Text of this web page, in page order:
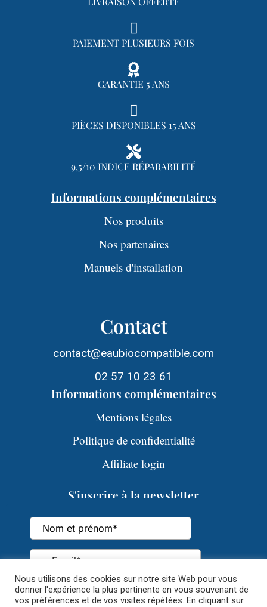
PAIEMENT PLUSIEURS FOIS
GARANTIE 5 ANS
PIÈCES DISPONIBLES 15 ANS
9,5/10 INDICE RÉPARABILITÉ
Informations complémentaires
Nos produits
Nos partenaires
Manuels d'installation
Contact
contact@eaubiocompatible.com
02 57 10 23 61
Informations complémentaires
Mentions légales
Politique de confidentialité
Affiliate login
S'inscrire à la newsletter
Nous utilisons des cookies sur notre site Web pour vous
donner l'expérience la plus pertinente en vous souvenant de
vos préférences et de vos visites répétées. En cliquant sur